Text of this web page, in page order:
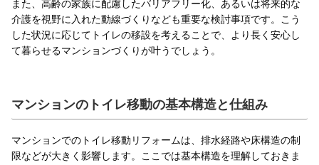
また、高齢の家族に配慮したバリアフリー化、あるいは将来的な
介護を視野に入れた動線づくりなども重要な検討事項です。こう
した状況に応じてトイレの移設を考えることで、より長く安心し
て暮らせるマンションづくりが叶うでしょう。
マンションのトイレ移動の基本構造と仕組み
マンションでのトイレ移動リフォームは、排水経路や床構造の制
限などが大きく影響します。ここでは基本構造を理解しておきま